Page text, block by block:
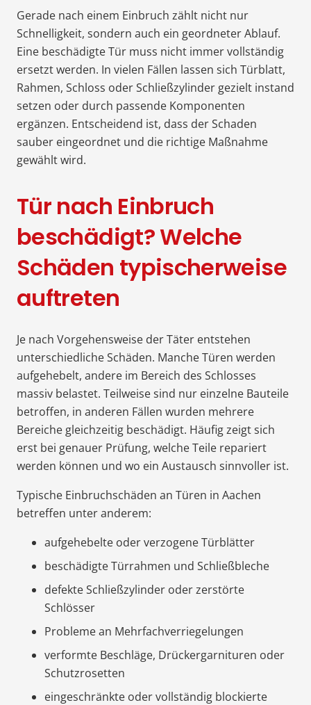
Gerade nach einem Einbruch zählt nicht nur
Schnelligkeit, sondern auch ein geordneter Ablauf.
Eine beschädigte Tür muss nicht immer vollständig
ersetzt werden. In vielen Fällen lassen sich Türblatt,
Rahmen, Schloss oder Schließzylinder gezielt instand
setzen oder durch passende Komponenten
ergänzen. Entscheidend ist, dass der Schaden
sauber eingeordnet und die richtige Maßnahme
gewählt wird.
Tür nach Einbruch
beschädigt? Welche
Schäden typischerweise
auftreten
Je nach Vorgehensweise der Täter entstehen
unterschiedliche Schäden. Manche Türen werden
aufgehebelt, andere im Bereich des Schlosses
massiv belastet. Teilweise sind nur einzelne Bauteile
betroffen, in anderen Fällen wurden mehrere
Bereiche gleichzeitig beschädigt. Häufig zeigt sich
erst bei genauer Prüfung, welche Teile repariert
werden können und wo ein Austausch sinnvoller ist.
Typische Einbruchschäden an Türen in Aachen
betreffen unter anderem:
aufgehebelte oder verzogene Türblätter
beschädigte Türrahmen und Schließbleche
defekte Schließzylinder oder zerstörte
Schlösser
Probleme an Mehrfachverriegelungen
verformte Beschläge, Drückergarnituren oder
Schutzrosetten
eingeschränkte oder vollständig blockierte